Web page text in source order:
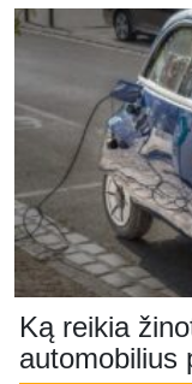
Ką reikia
automobilius